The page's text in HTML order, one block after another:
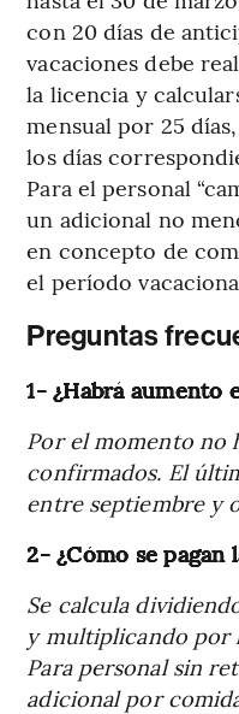
con 20 días de
vacaciones debe
la licencia y
mensual por 25
los días
Para el personal
un adicional no
en concepto de
el período
Preguntas
1- ¿Habrá aumento
Por el momento no
confirmados. El
entre septiembre y
2- ¿Cómo se pagan
Se calcula
y multiplicando por
Para personal sin
adicional por